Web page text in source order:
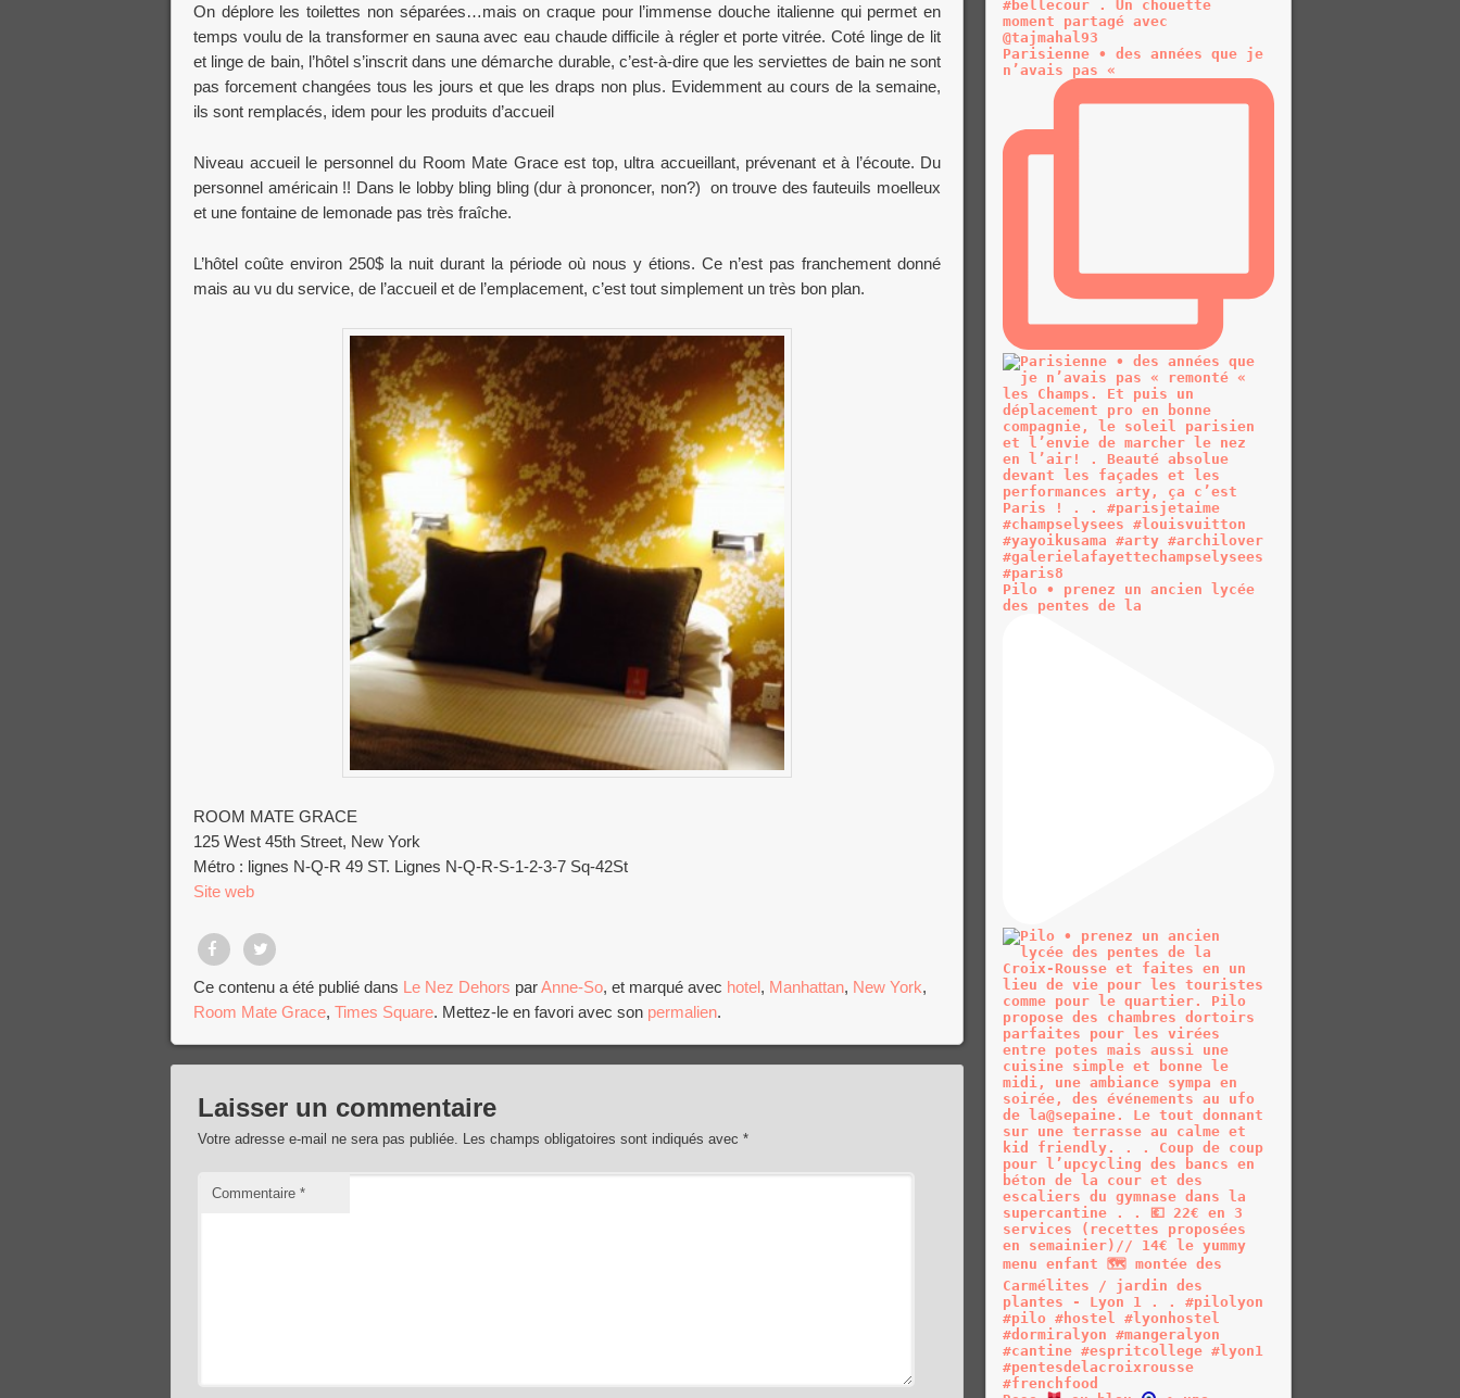
On déplore les toilettes non séparées…mais on craque pour l’immense douche italienne qui permet en
temps voulu de la transformer en sauna avec eau chaude difficile à régler et porte vitrée. Coté linge de lit
et linge de bain, l’hôtel s’inscrit dans une démarche durable, c’est-à-dire que les serviettes de bain ne sont
pas forcement changées tous les jours et que les draps non plus. Evidemment au cours de la semaine,
ils sont remplacés, idem pour les produits d’accueil
Niveau accueil le personnel du Room Mate Grace est top, ultra accueillant, prévenant et à l’écoute. Du
personnel américain !! Dans le lobby bling bling (dur à prononcer, non?) on trouve des fauteuils moelleux
et une fontaine de lemonade pas très fraîche.
L’hôtel coûte environ 250$ la nuit durant la période où nous y étions. Ce n’est pas franchement donné
mais au vu du service, de l’accueil et de l’emplacement, c’est tout simplement un très bon plan.
ROOM MATE GRACE
125 West 45th Street, New York
Métro : lignes N-Q-R 49 ST. Lignes N-Q-R-S-1-2-3-7 Sq-42St
Site web
Partager
sur
Facebook
Tweet
Ce contenu a été publié dans Le Nez Dehors parAnne-So, et marqué avec hotel, Manhattan, New York,
Room Mate Grace, Times Square. Mettez-le en favori avec son permalien.
Laisser un commentaire
Votre adresse e-mail ne sera pas publiée. Les champs obligatoires sont indiqués avec*
Commentaire*
Parisienne • des années que je
n’avais pas «
Pilo • prenez un ancien lycée
des pentes de la